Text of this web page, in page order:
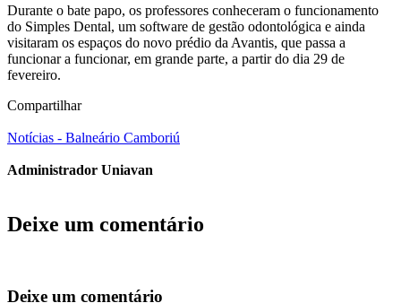
Durante o bate papo, os professores conheceram o funcionamento
do Simples Dental, um software de gestão odontológica e ainda
visitaram os espaços do novo prédio da Avantis, que passa a
funcionar a funcionar, em grande parte, a partir do dia 29 de
fevereiro.
Compartilhar
Notícias - Balneário Camboriú
Administrador Uniavan
Deixe um comentário
Deixe um comentário